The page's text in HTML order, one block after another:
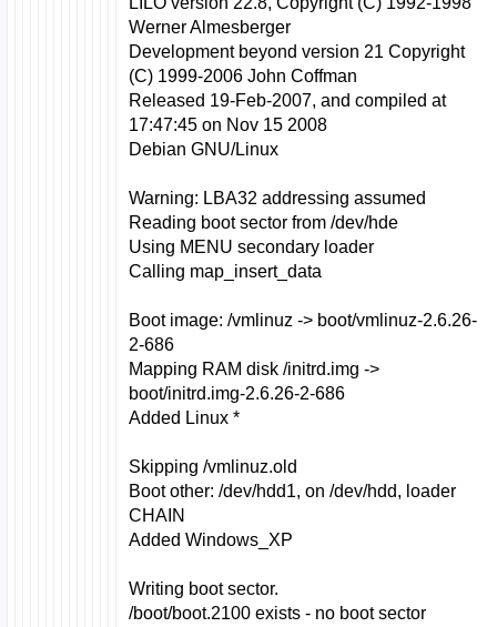
Werner Almesberger
Development beyond version 21 Copyright
(C) 1999-2006 John Coffman
Released 19-Feb-2007, and compiled at
17:47:45 on Nov 15 2008
Debian GNU/Linux
Warning: LBA32 addressing assumed
Reading boot sector from /dev/hde
Using MENU secondary loader
Calling map_insert_data
Boot image: /vmlinuz -> boot/vmlinuz-2.6.26-
2-686
Mapping RAM disk /initrd.img ->
boot/initrd.img-2.6.26-2-686
Added Linux *
Skipping /vmlinuz.old
Boot other: /dev/hdd1, on /dev/hdd, loader
CHAIN
Added Windows_XP
Writing boot sector.
/boot/boot.2100 exists - no boot sector